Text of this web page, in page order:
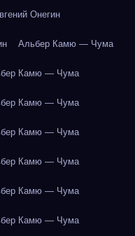
Онегин
Альбер Камю — Чума
Камю — Чума
Камю — Чума
Камю — Чума
Камю — Чума
Камю — Чума
Камю — Чума